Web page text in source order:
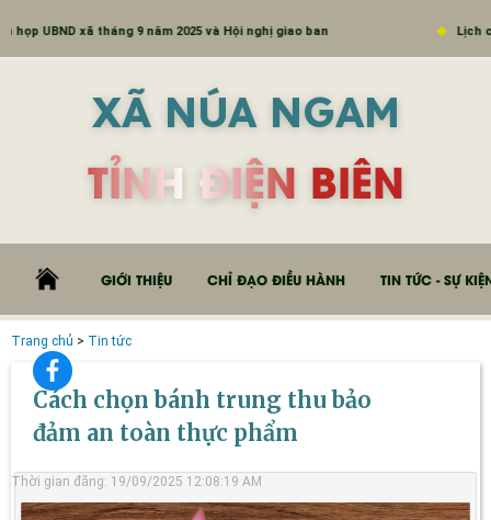
xã tháng 9 năm 2025 và Hội nghị giao ban Lịch công
XÃ NÚA NGAM
TỈNH ĐIỆN BIÊN
GIỚI THIỆU CHỈ ĐẠO ĐIỀU HÀNH TIN TỨC - SỰ
Trang chủ > Tin tức
Cách chọn bánh trung thu bảo
đảm an toàn thực phẩm
Thời gian đăng: 19/09/2025 12:08:19 AM